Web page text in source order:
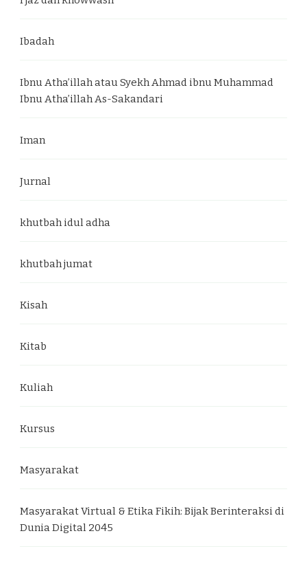
Ibadah
Ibnu Atha’illah atau Syekh Ahmad ibnu Muhammad
Ibnu Atha’illah As-Sakandari
Iman
Jurnal
khutbah idul adha
khutbah jumat
Kisah
Kitab
Kuliah
Kursus
Masyarakat
Masyarakat Virtual & Etika Fikih: Bijak Berinteraksi di
Dunia Digital 2045